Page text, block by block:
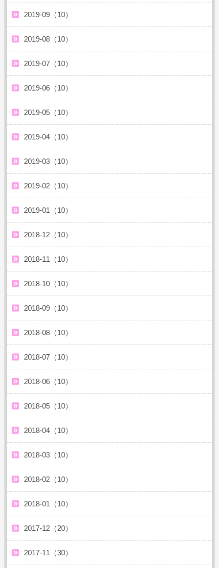
2019-09（10）
2019-08（10）
2019-07（10）
2019-06（10）
2019-05（10）
2019-04（10）
2019-03（10）
2019-02（10）
2019-01（10）
2018-12（10）
2018-11（10）
2018-10（10）
2018-09（10）
2018-08（10）
2018-07（10）
2018-06（10）
2018-05（10）
2018-04（10）
2018-03（10）
2018-02（10）
2018-01（10）
2017-12（20）
2017-11（30）